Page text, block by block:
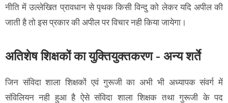
नीति में उल्लेखित प्रावधान से पृथक किसी विन्दु को लेकर यदि अपील की
जाती है तो इस प्रकार की अपील पर विचार नही किया जायेगा।
अतिशेष शिक्षकों का युक्तियुक्तकरण - अन्य शर्ते
जिन संविदा शाला शिक्षकों एवं गुरूजी का अभी भी अध्यापक संवर्ग में
संविलियन नही हुआ है ऐसे संविदा शाला शिक्षक तथा गुरूजी के पद